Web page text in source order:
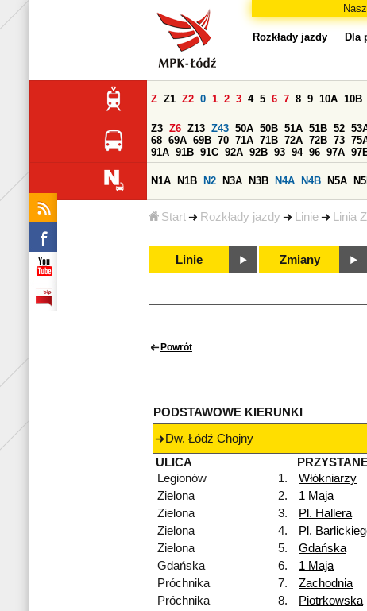
Start Rozkłady jazdy Linie Linia
Rozkłady jazdy Dla
Z Z1 Z2 0 1 2 3 4 5 6 7 8 9 10A 10B
Z3 Z6 Z13 Z43 50A 50B 51A 51B 52
68 69A 69B 70 71A 71B 72A 72B 73
91A 91B 91C 92A 92B 93 94 96 97A
N1A N1B N2 N3A N3B N4A N4B N5A
Linie Zmiany
Powrót
PODSTAWOWE KIERUNKI
Dw. Łódź Chojny
ULICA
Legionów
1. Włókniarzy
Zielona
2. 1 Maja
Zielona
3. Pl. Hallera
Zielona
4. Pl.
Zielona
5. Gdańska
Gdańska
6. 1 Maja
Próchnika
7. Zachodnia
Próchnika
8. Piotrkowska